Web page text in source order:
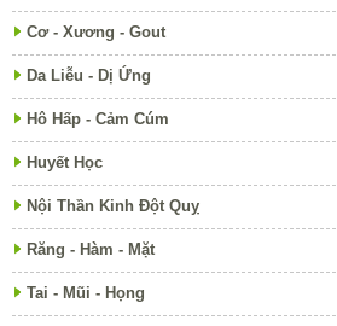
Cơ - Xương - Gout
Da Liễu - Dị Ứng
Hô Hấp - Cảm Cúm
Huyết Học
Nội Thần Kinh Đột Quỵ
Răng - Hàm - Mặt
Tai - Mũi - Họng